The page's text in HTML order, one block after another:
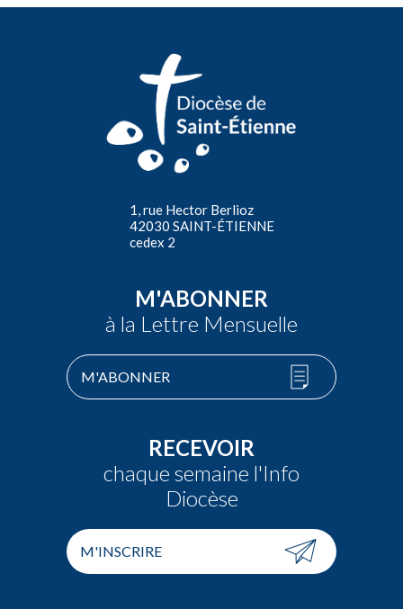
1, rue Hector Berlioz
42030 SAINT-ÉTIENNE
cedex 2
M'ABONNER
à la Lettre Mensuelle
M'ABONNER
RECEVOIR
chaque semaine l'Info
Diocèse
M'INSCRIRE